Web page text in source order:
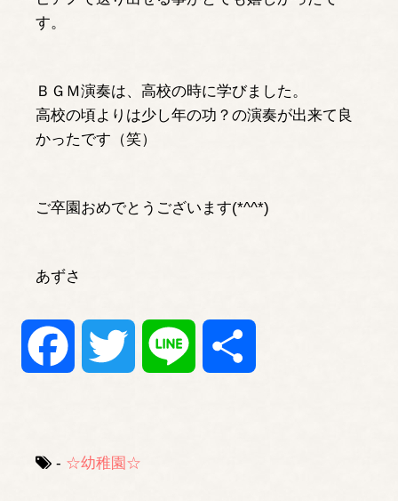
す。
ＢＧＭ演奏は、高校の時に学びました。
高校の頃よりは少し年の功？の演奏が出来て良
かったです（笑）
ご卒園おめでとうございます(*^^*)
あずさ
Facebook Twitter Line
- ☆幼稚園☆